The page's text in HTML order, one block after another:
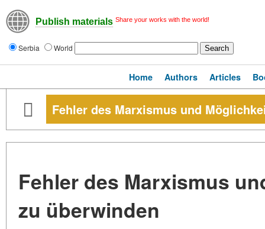
Publish materials Share your works with the world!
Serbia World
Home Authors Articles
Fehler des Marxismus und
Fehler des Marxismus
zu überwinden